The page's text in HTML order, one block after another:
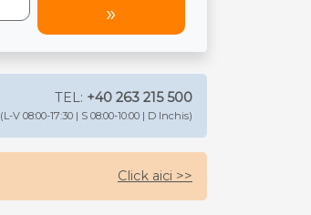
TEL: +40 263 215 500
(L-V 08:00-17:30 | S 08:00-10:00 | D Inchis)
Click aici >>